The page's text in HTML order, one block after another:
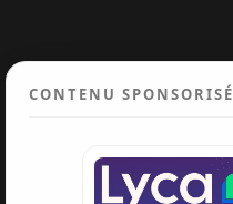
CONTENU SPONSORISÉ